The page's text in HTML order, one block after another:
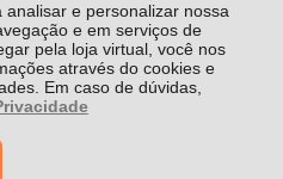
e personalizar nossa
e em serviços de
pela loja virtual, você nos
através do cookies e
Em caso de dúvidas,